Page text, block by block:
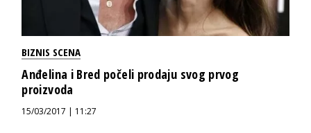
BIZNIS SCENA
Anđelina i Bred počeli prodaju svog prvog
proizvoda
15/03/2017 | 11:27